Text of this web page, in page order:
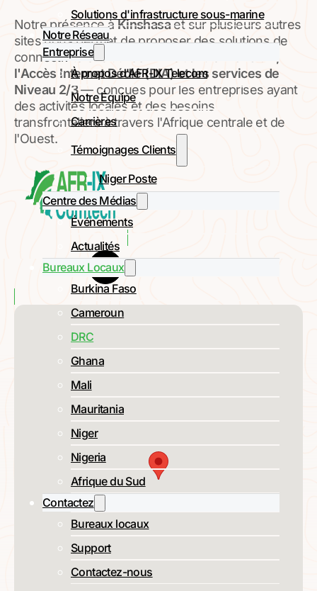
Solutions d'infrastructure sous-marine
Notre Réseau
Entreprise
À propos d'AFR-IX Telecom
Notre Équipe
Carrières
Témoignages Clients
Niger Poste
Centre des Médias
Événements
Actualités
Bureaux Locaux
Burkina Faso
Cameroun
DRC
Ghana
Mali
Mauritania
Niger
Nigeria
Afrique du Sud
Contactez
Bureaux locaux
Support
Contactez-nous
Notre présence àKinshasaet sur plusieurs autres
sites nous permet de proposer des solutions de
connectivité évolutives — incluant le
l'Accès Internet Dédié (DIA) et les services de
Niveau 2/3— conçues pour les entreprises ayant
des activités locales et des besoins
transfrontaliers à travers l'Afrique centrale et de
l'Ouest.
AFR-IX COMTECH